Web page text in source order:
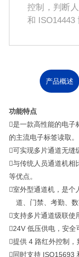
控制，判断
和 ISO14443
产品概述
功能特点
是一款高性能的电子
的主流电子标签读取。
可实现多片通道无缝
与传统人员通道机相
等优点。
室外型通道机，是个
道、门禁、考勤、
支持多片通道级联使
24V 低压供电，安全
提供4 路红外控制，
同时支持ISO15693